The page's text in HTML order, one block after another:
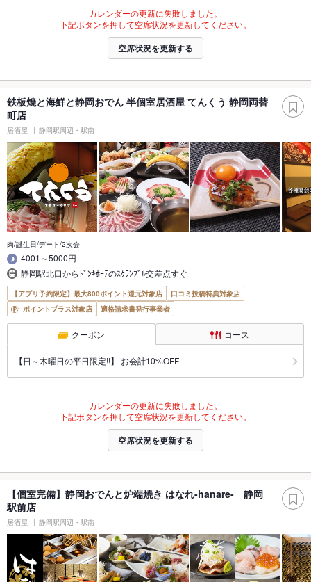
カレンダーの更新に失敗しました。
下記ボタンを押して空席状況を更新してください。
空席状況を更新する
鉄板焼と海鮮と静岡おでん 半個室居酒屋 てんくう 静岡両替
町店
居酒屋 静岡駅周辺・駅南
肉/誕生日/デート/2次会
4001～5000円
静岡駅北口からﾄﾞﾝｷﾎｰﾃのｽｸﾗﾝﾌﾞﾙ交差点すぐ
【アプリ予約限定】最大800ポイント還元対象店
口コミ投稿特典対象店
ポイントプラス対象店
適格請求書発行事業者
クーポン コース
【日～木曜日の平日限定!!】 お会計10%OFF
カレンダーの更新に失敗しました。
下記ボタンを押して空席状況を更新してください。
空席状況を更新する
【個室完備】静岡おでんと炉端焼き はなれ-hanare- 静岡
駅前店
居酒屋 静岡駅周辺・駅南